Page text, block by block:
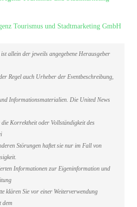
Tourismus und Stadtmarketing GmbH
allein der jeweils angegebene Herausgeber
Regel auch Urheber der Eventbeschreibung,
Informationsmaterialien. Die United News
Korrektheit oder Vollständigkeit des
Störungen haftet sie nur im Fall von
Informationen zur Eigeninformation und
klären Sie vor einer Weiterverwendung
dem